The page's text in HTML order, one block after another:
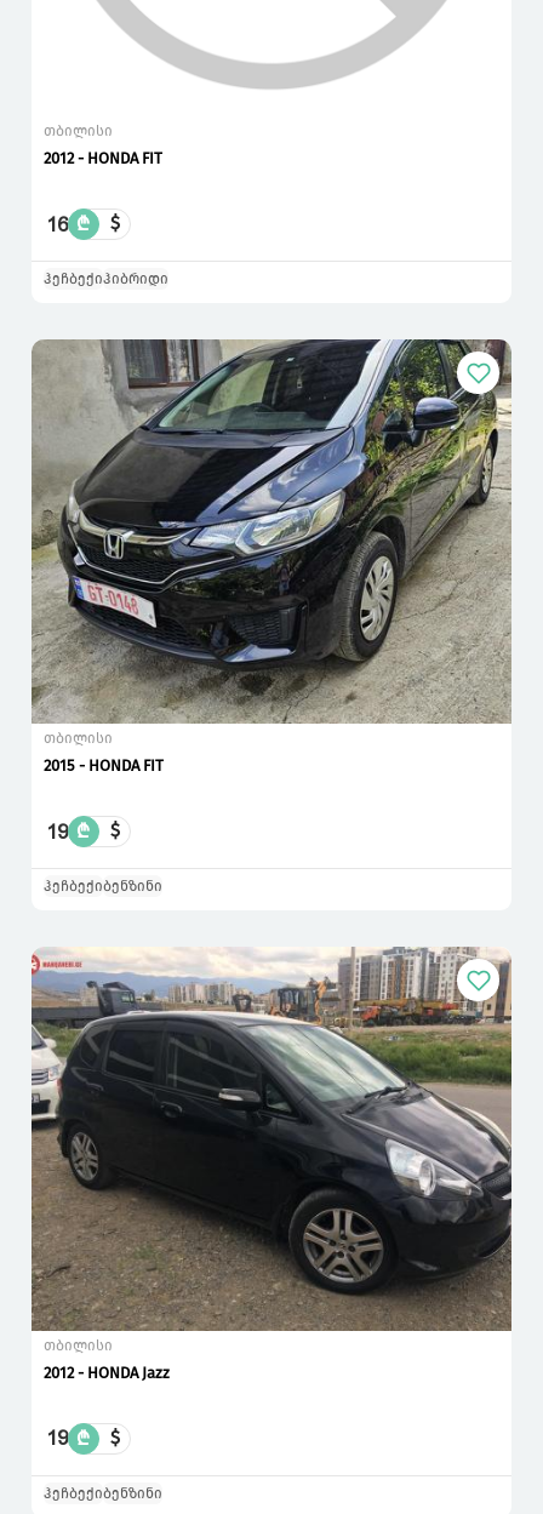
თბილისი
2012 - HONDA FIT
16 ₾ $
ჰეჩბექიჰიბრიდი
თბილისი
2015 - HONDA FIT
19 ₾ $
ჰეჩბექიბენზინი
თბილისი
2012 - HONDA Jazz
19 ₾ $
ჰეჩბექიბენზინი